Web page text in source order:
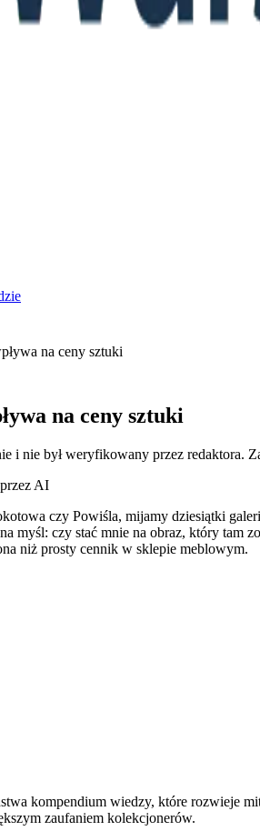
na ceny sztuki
na ceny sztuki
i nie był weryfikowany przez redaktora.
AI
czy Powiśla, mijamy dziesiątki
myśl: czy stać mnie na obraz, który tam
niż prosty cennik w sklepie meblowym.
kompendium wiedzy, które rozwieje
zaufaniem kolekcjonerów.